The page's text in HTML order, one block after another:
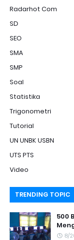
Radarhot Com
SD
SEO
SMA
SMP
Soal
Statistika
Trigonometri
Tutorial
UN UNBK USBN
UTS PTS
Video
TRENDING TOPIC
500
8/